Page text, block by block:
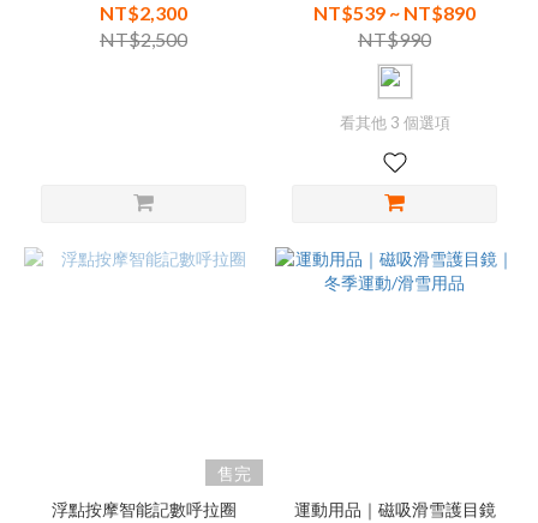
NT$2,300
NT$2,500
NT$539 ~ NT$890
NT$990
看其他 3 個選項
售完
浮點按摩智能記數呼拉圈
運動用品｜磁吸滑雪護目鏡